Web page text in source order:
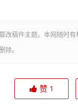
稿件主题。本网随时有
除。
赞 1